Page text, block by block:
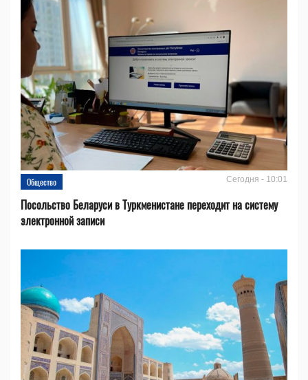
Общество Сегодня - 10:01
Посольство Беларуси в Туркменистане переходит на систему
электронной записи